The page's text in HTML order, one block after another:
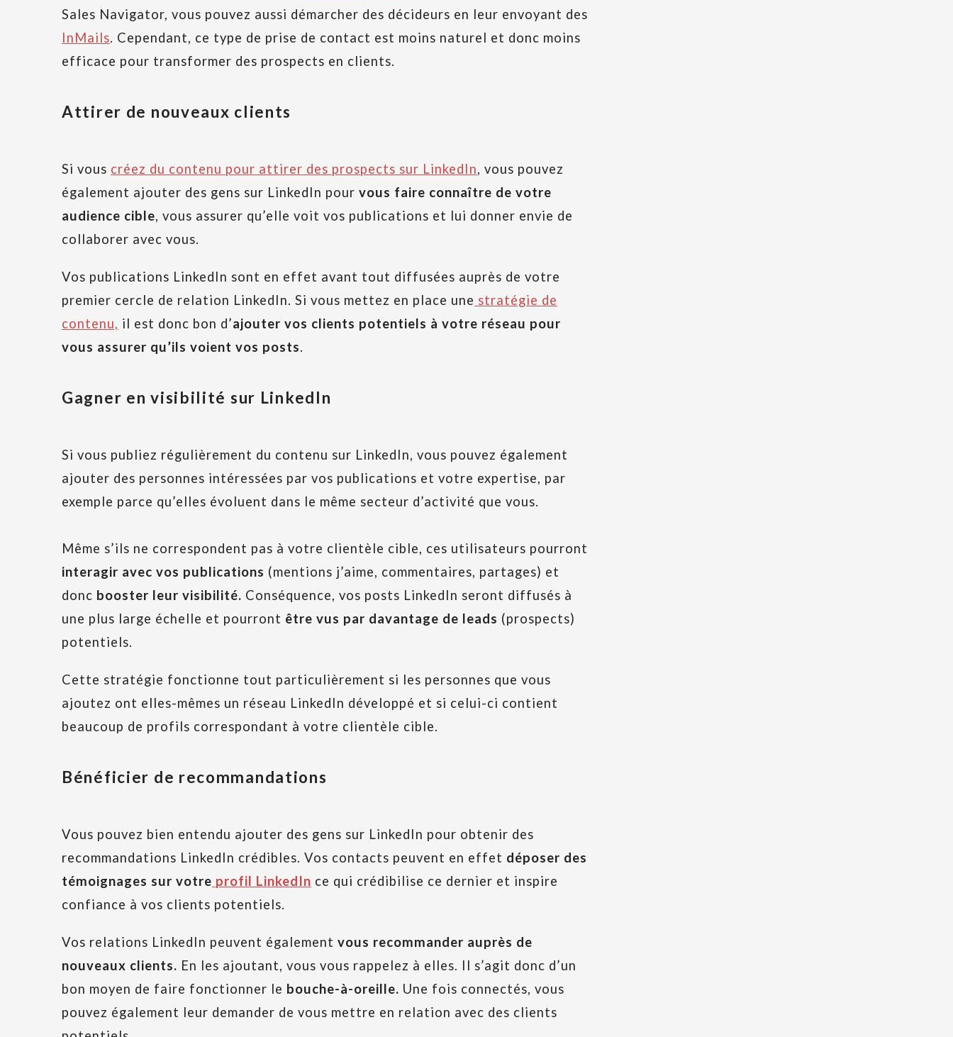
Sales Navigator, vous pouvez aussi démarcher des décideurs en leur envoyant des
InMails. Cependant, ce type de prise de contact est moins naturel et donc moins
efficace pour transformer des prospects en clients.
Attirer de nouveaux clients
Si vous créez du contenu pour attirer des prospects sur LinkedIn, vous pouvez
également ajouter des gens sur LinkedIn pour vous faire connaître de votre
audience cible, vous assurer qu’elle voit vos publications et lui donner envie de
collaborer avec vous.
Vos publications LinkedIn sont en effet avant tout diffusées auprès de votre
premier cercle de relation LinkedIn. Si vous mettez en place une stratégie de
contenu, il est donc bon d’ajouter vos clients potentiels à votre réseau pour
vous assurer qu’ils voient vos posts.
Gagner en visibilité sur LinkedIn
Si vous publiez régulièrement du contenu sur LinkedIn, vous pouvez également
ajouter des personnes intéressées par vos publications et votre expertise, par
exemple parce qu’elles évoluent dans le même secteur d’activité que vous.
Même s’ils ne correspondent pas à votre clientèle cible, ces utilisateurs pourront
interagir avec vos publications (mentions j’aime, commentaires, partages) et
donc booster leur visibilité. Conséquence, vos posts LinkedIn seront diffusés à
une plus large échelle et pourront être vus par davantage de leads (prospects)
potentiels.
Cette stratégie fonctionne tout particulièrement si les personnes que vous
ajoutez ont elles-mêmes un réseau LinkedIn développé et si celui-ci contient
beaucoup de profils correspondant à votre clientèle cible.
Bénéficier de recommandations
Vous pouvez bien entendu ajouter des gens sur LinkedIn pour obtenir des
recommandations LinkedIn crédibles. Vos contacts peuvent en effet déposer des
témoignages sur votre profil LinkedIn ce qui crédibilise ce dernier et inspire
confiance à vos clients potentiels.
Vos relations LinkedIn peuvent également vous recommander auprès de
nouveaux clients. En les ajoutant, vous vous rappelez à elles. Il s’agit donc d’un
bon moyen de faire fonctionner le bouche-à-oreille. Une fois connectés, vous
pouvez également leur demander de vous mettre en relation avec des clients